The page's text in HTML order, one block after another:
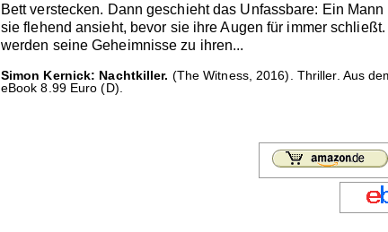
Bett verstecken. Dann geschieht das Unfassbare: Ein
sie flehend ansieht, bevor sie ihre Augen für immer
werden seine Geheimnisse zu ihren...
Simon Kernick: Nachtkiller. (The Witness, 2016). Thriller. Aus
eBook 8.99 Euro (D).